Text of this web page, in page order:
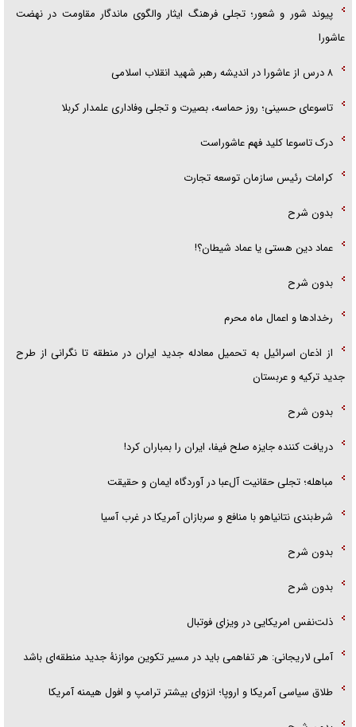
پیوند شور و شعور؛ تجلی فرهنگ ایثار والگوی ماندگار مقاومت در نهضت
عاشورا
۸ درس از عاشورا در اندیشه رهبر شهید انقلاب اسلامی
تاسوعای حسینی؛ روز حماسه، بصیرت و تجلی وفاداری علمدار کربلا
درک تاسوعا کلید فهم عاشوراست
کرامات رئیس سازمان توسعه تجارت
بدون شرح
عماد دین هستی یا عماد شیطان؟!
بدون شرح
رخداد‌ها و اعمال ماه محرم
از اذعان اسرائیل به تحمیل معادله جدید ایران در منطقه تا نگرانی از طرح
جدید ترکیه و عربستان
بدون شرح
دریافت کننده جایزه صلح فیفا، ایران را بمباران کرد!
مباهله؛ تجلی حقانیت آل‌عبا در آوردگاه ایمان و حقیقت
شرط‌بندی نتانیاهو با منافع و سربازان آمریکا در غرب آسیا
بدون شرح
بدون شرح
ذلت‌نفس امریکایی در ویزای فوتبال
آملی لاریجانی: هر تفاهمی باید در مسیر تکوین موازنۀ جدید منطقه‌ای باشد
طلاق سیاسی آمریکا و اروپا؛ انزوای بیشتر ترامپ و افول هیمنه آمریکا